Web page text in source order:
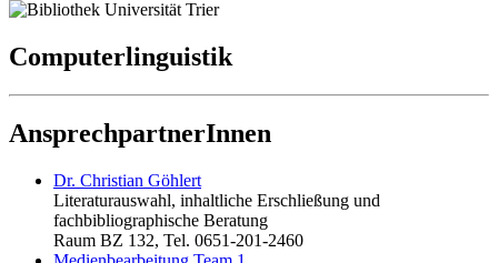
Computerlinguistik
AnsprechpartnerInnen
Dr. Christian Göhlert
Literaturauswahl, inhaltliche Erschließung und
fachbibliographische Beratung
Raum BZ 132, Tel. 0651-201-2460